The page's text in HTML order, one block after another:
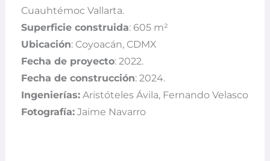
Cuauhtémoc Vallarta.
Superficie construida: 605 m²
Ubicación: Coyoacán, CDMX
Fecha de proyecto: 2022.
Fecha de construcción: 2024.
Ingenierías:Aristóteles Ávila, Fernando Velasco
Fotografía:Jaime Navarro